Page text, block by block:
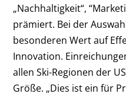
„Nachhaltigkeit“,
prämiert. Bei der
besonderen Wert auf
Innovation.
allen Ski-Regionen der
Größe. „Dies ist ein für